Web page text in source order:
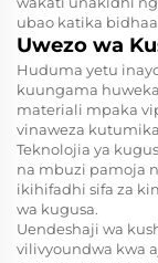
ubao katika
Uwezo wa
Huduma yetu
kuungama
materiali mpaka
vinaweza
Teknolojia ya
na mbuzi pamoja
ikihifadhi sifa za
wa kugusa.
Uendeshaji wa
vilivyoundwa kwa